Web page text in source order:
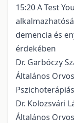
15:20 A Test
demencia és
érdekében
Dr. Garbóczy
Általános
Dr. Kolozsvári
Általános